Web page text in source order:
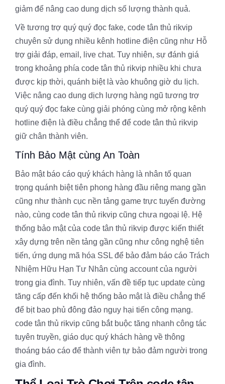
giảm để nâng cao dung dịch số lượng thành quả.
Về tương trợ quý quý đọc fake, code tân thủ rikvip
chuyên sử dụng nhiều kênh hotline điện cũng như Hỗ
trợ giải đáp, email, live chat. Tuy nhiên, sự đánh giá
trong khoảng phía code tân thủ rikvip nhiều khi chưa
được kịp thời, quánh biệt là vào khuông giờ du lịch.
Việc nâng cao dung dịch lượng hàng ngũ tương trợ
quý quý đọc fake cùng giải phóng cùng mở rộng kênh
hotline điện là điều chẳng thể để code tân thủ rikvip
giữ chân thành viên.
Tính Bảo Mật cùng An Toàn
Bảo mật báo cáo quý khách hàng là nhân tố quan
trọng quánh biệt tiên phong hàng đầu riêng mang gần
cũng như thành cục nền tảng game trực tuyến đường
nào, cùng code tân thủ rikvip cũng chưa ngoại lệ. Hệ
thống bảo mật của code tân thủ rikvip được kiến thiết
xây dựng trên nền tảng gần cũng như công nghệ tiên
tiến, ứng dụng mã hóa SSL để bảo đảm báo cáo Trách
Nhiệm Hữu Hạn Tư Nhân cùng account của người
trong gia đình. Tuy nhiên, vấn đề tiếp tục update cùng
tăng cấp đến khối hệ thống bảo mật là điều chẳng thể
để bịt bao phủ đông đảo nguy hại tiến công mạng.
code tân thủ rikvip cũng bắt buộc tăng nhanh công tác
tuyên truyền, giáo dục quý khách hàng về thông
thoáng báo cáo để thành viên tự bảo đảm người trong
gia đình.